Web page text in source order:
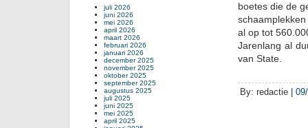
boetes die de
al op tot
Jarenlang al
van State.
By: redactie |
juli 2026
juni 2026
mei 2026
april 2026
maart 2026
februari 2026
januari 2026
december 2025
november 2025
oktober 2025
september 2025
augustus 2025
juli 2025
juni 2025
mei 2025
april 2025